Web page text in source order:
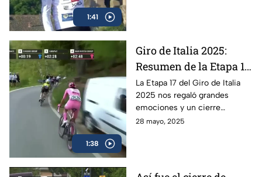
1:41
1:38
Giro de Italia 2025:
Resumen de la Etapa 17
y el triunfo de Isaac del
Toro
La Etapa 17 del Giro de Italia
2025 nos regaló grandes
emociones y un cierre
espectacular, en donde el líder
28 mayo, 2025